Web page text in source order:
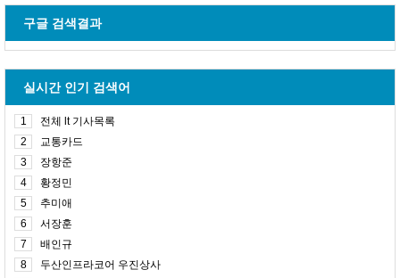
구글 검색결과
실시간 인기 검색어
1
전체 lt 기사목록
2
교통카드
3
장항준
4
황정민
5
추미애
6
서장훈
7
배인규
8
두산인프라코어 우진상사